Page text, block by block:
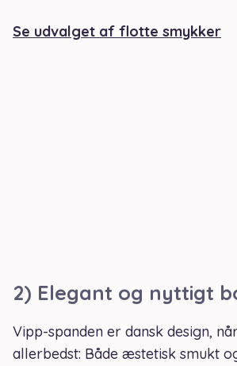
Se udvalget af flotte smykker
2) Elegant og nyttigt
Vipp-spanden er dansk design,
allerbedst: Både æstetisk smukt